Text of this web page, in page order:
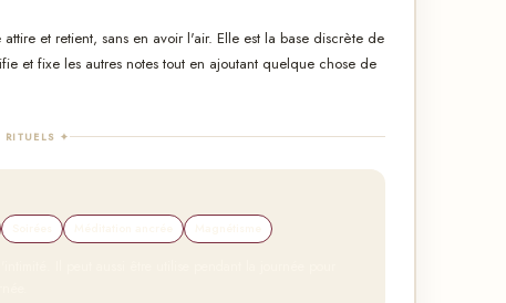
et retient, sans en avoir l'air. Elle est la base discrète de
et fixe les autres notes tout en ajoutant quelque chose de
RITUELS ✦